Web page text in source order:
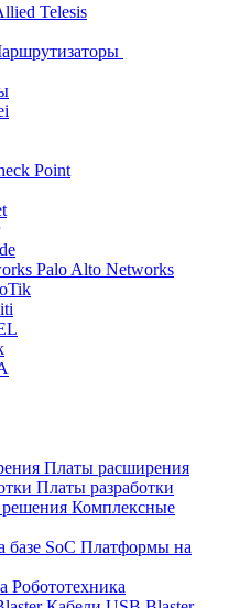
Telesis
Point
Palo Alto Networks
Платы расширения
Платы разработки
Комплексные
Платформы на
Робототехника